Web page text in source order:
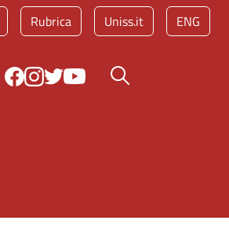
Rubrica Uniss.it ENG
Bottone cerca